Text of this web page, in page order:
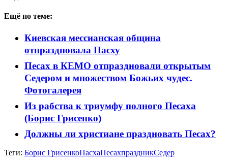
Ещё по теме:
Киевская мессианская община
отпраздновала Пасху
Песах в КЕМО отпраздновали открытым
Седером и множеством Божьих чудес.
Фотогалерея
Из рабства к триумфу полного Песаха
(Борис Грисенко)
Должны ли христиане праздновать Песах?
Теги: Борис ГрисенкоПасхаПесахпраздникСедер